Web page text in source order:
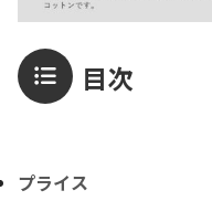
目次
プライス